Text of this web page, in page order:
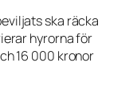
ska räcka
hyrorna för
16 000 kronor